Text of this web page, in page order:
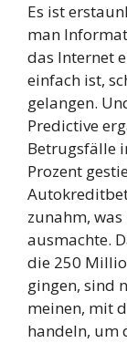
Es ist
man
das Internet
einfach ist,
gelangen.
Predictive
Betrugsfälle
Prozent
zunahm,
ausmachte.
die 250
gingen, sind
meinen, mit
handeln, um